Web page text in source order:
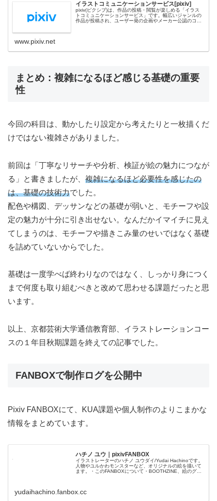
イラストコミュニケーションサービス[pixiv]
pixiv(ピクシブ)は、作品の投稿・閲覧が楽しめる「イラス
トコミュニケーションサービス」です。幅広いジャンルの
作品が投稿され、ユーザー発の企画やメーカー公認のコン
www.pixiv.net
まとめ：複雑になるほど感じる基礎の重要
性
今回の科目は、動かしたり設定から考えたりと一枚描くだ
けではない複雑さがありました。
前回は「丁寧なリサーチや分析、検証が絵の魅力につなが
る」と書きましたが、 複雑になるほど必要性を感じたの
は、基礎の技術力でした。
配色や構図、デッサンなどの基礎が弱いと、モチーフや設
定の魅力が十分に引き出せない。なんだかイマイチに見え
てしまうのは、モチーフや描きこみ量のせいではなく基礎
を詰めていないからでした。
基礎は一度学べば終わりなのではなく、しっかり身につく
まで何度も取り組むべきと改めて思わせる課題だったと思
います。
以上、京都芸術大学通信教育部、イラストレーションコー
スの１年目秋期課題を終えての記事でした。
FANBOXで制作ログを公開中
Pixiv FANBOXにて、KUA課題や個人制作のよりこまかな
情報をまとめています。
ハチノ ユウ｜pixivFANBOX
イラストレーターのハチノ ユウダイ/Yudai Hachinoです。
人物やユルかわモンスターなど、オリジナルの絵を描いて
ます。・このFANBOXについて・BOOTHZINE、絵のグッ
yudaihachino.fanbox.cc